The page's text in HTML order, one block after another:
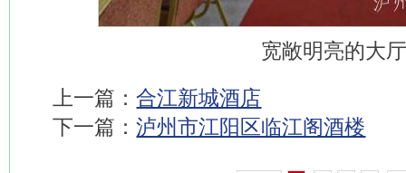
宽敞明亮的大厅
上一篇：合江新城酒店
下一篇：泸州市江阳区临江阁酒楼